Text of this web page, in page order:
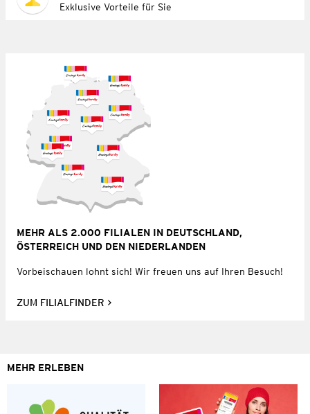
Exklusive Vorteile für Sie
MEHR ALS 2.000 FILIALEN IN DEUTSCHLAND,
ÖSTERREICH UND DEN NIEDERLANDEN
Vorbeischauen lohnt sich! Wir freuen uns auf Ihren Besuch!
ZUM FILIALFINDER
MEHR ERLEBEN